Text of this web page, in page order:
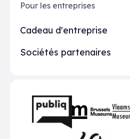
Pour les entreprises
Cadeau d'entreprise
Sociétés partenaires
Partenaires